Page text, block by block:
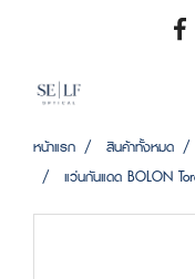
หน้าแรก สินค้าทั้งหมด
แว่นกันแดด BOLON